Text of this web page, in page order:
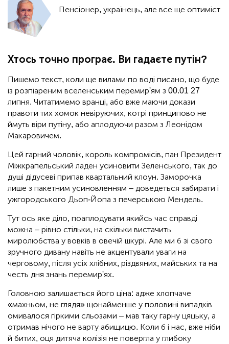
Хтось точно програє. Ви гадаєте путін?
Пенсіонер, українець, але все ще оптиміст
Пишемо текст, коли ще вилами по воді писано, що буде
із розпіареним вселенським перемир'ям з 00.01 27
липня. Читатимемо вранці, або вже маючи докази
правоти тих хомок невіруючих, котрі принципово не
ймуть віри путіну, або аплодуючи разом з Леонідом
Макаровичем.
Цей гарний чоловік, король компромісів, пан Президент
Міжкрапельський ладен усиновити Зеленського, так до
душі дідусеві припав квартальний клоун. Заморочка
лише з пакетним усиновленням – доведеться забирати і
ужгородського Дьоп-Йопа з печерською Мендель.
Тут ось яке діло, поаплодувати якийсь час справді
можна – рівно стільки, на скільки вистачить
миролюбства у вовків в овечій шкурі. Але ми б зі свого
зручного дивану навіть не акцентували уваги на
черговому, після усіх хлібних, різдвяних, майських та на
честь дня знань перемир'ях.
Головною залишається його ціна: адже хлопчаче
«махньом, не глядя» щонайменше у половині випадків
омивалося гіркими сльозами – мав таку гарну цяцьку, а
отримав нічого не варту абищицю. Коли б і нас, вже ніби
й битих, оця дитяча колізія не повергла у глибоку